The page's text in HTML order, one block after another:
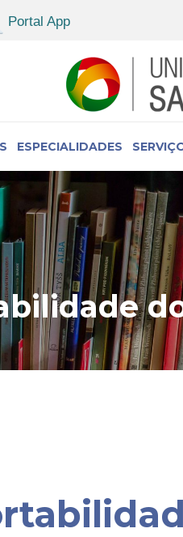
ESPECIALIDADES